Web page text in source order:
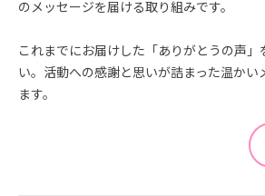
のメッセージを届ける取り組みです。
これまでにお届けした「ありがとうの声
い。活動への感謝と思いが詰まった温かい
ます。